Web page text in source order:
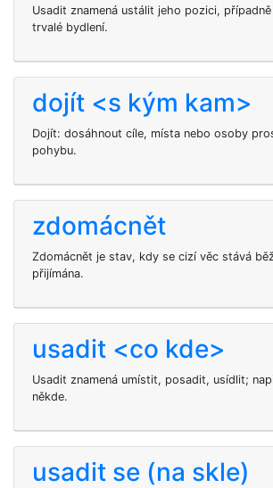
Usadit znamená ustálit jeho pozici,
trvalé bydlení.
dojít <s kým kam>
Dojít: dosáhnout cíle, místa nebo osoby
pohybu.
zdomácnět
Zdomácnět je stav, kdy se cizí věc stává
přijímána.
usadit <co kde>
Usadit znamená umístit, posadit, usídlit;
někde.
usadit se (na skle)